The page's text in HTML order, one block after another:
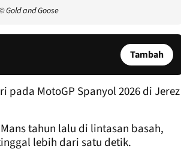
Gold and Goose
Tambah
MotoGP Spanyol 2026 di Jerez
tahun lalu di lintasan basah,
lebih dari satu detik.